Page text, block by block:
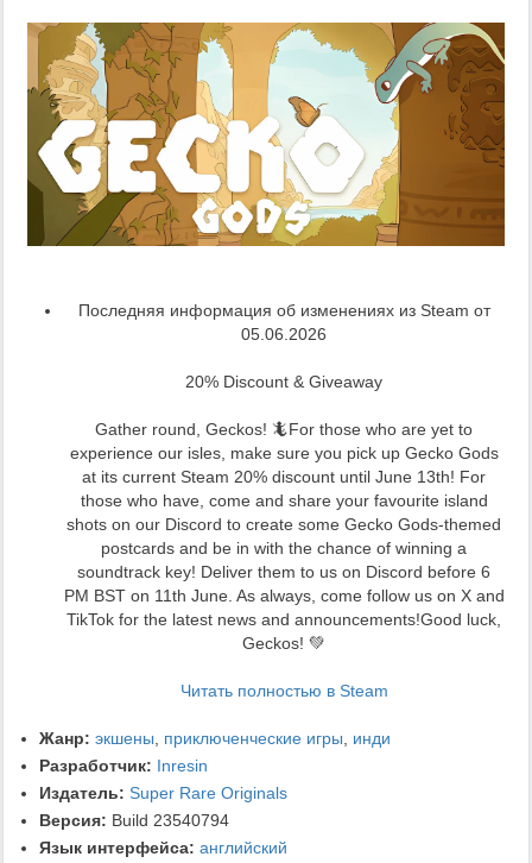
Последняя информация об изменениях из Steam от
05.06.2026
20% Discount & Giveaway
Gather round, Geckos! 🦎For those who are yet to
experience our isles, make sure you pick up Gecko Gods
at its current Steam 20% discount until June 13th! For
those who have, come and share your favourite island
shots on our Discord to create some Gecko Gods-themed
postcards and be in with the chance of winning a
soundtrack key! Deliver them to us on Discord before 6
PM BST on 11th June. As always, come follow us on X and
TikTok for the latest news and announcements!Good luck,
Geckos! 💚
Читать полностью в Steam
Жанр: экшены приключенческие игры
инди
Разработчик: Inresin
Издатель: Super Rare Originals
Версия: Build 23540794
Язык интерфейса: английский